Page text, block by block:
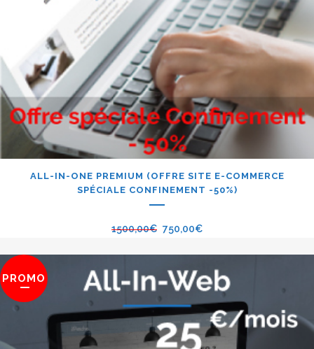
ALL-IN-ONE PREMIUM (OFFRE SITE E-COMMERCE
SPÉCIALE CONFINEMENT -50%)
1500,00€ 750,00€
PROMO